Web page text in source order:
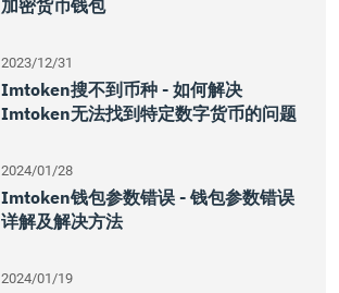
加密货币钱包
2023/12/31
Imtoken搜不到币种 - 如何解决
Imtoken无法找到特定数字货币的问题
2024/01/28
Imtoken钱包参数错误 - 钱包参数错误
详解及解决方法
2024/01/19